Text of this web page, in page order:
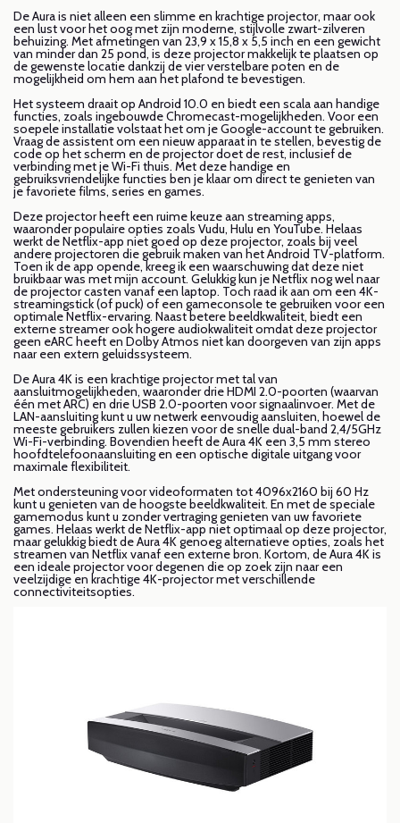
De Aura is niet alleen een slimme en krachtige projector, maar ook
een lust voor het oog met zijn moderne, stijlvolle zwart-zilveren
behuizing. Met afmetingen van 23,9 x 15,8 x 5,5 inch en een gewicht
van minder dan 25 pond, is deze projector makkelijk te plaatsen op
de gewenste locatie dankzij de vier verstelbare poten en de
mogelijkheid om hem aan het plafond te bevestigen.
Het systeem draait op Android 10.0 en biedt een scala aan handige
functies, zoals ingebouwde Chromecast-mogelijkheden. Voor een
soepele installatie volstaat het om je Google-account te gebruiken.
Vraag de assistent om een nieuw apparaat in te stellen, bevestig de
code op het scherm en de projector doet de rest, inclusief de
verbinding met je Wi-Fi thuis. Met deze handige en
gebruiksvriendelijke functies ben je klaar om direct te genieten van
je favoriete films, series en games.
Deze projector heeft een ruime keuze aan streaming apps,
waaronder populaire opties zoals Vudu, Hulu en YouTube. Helaas
werkt de Netflix-app niet goed op deze projector, zoals bij veel
andere projectoren die gebruik maken van het Android TV-platform.
Toen ik de app opende, kreeg ik een waarschuwing dat deze niet
bruikbaar was met mijn account. Gelukkig kun je Netflix nog wel naar
de projector casten vanaf een laptop. Toch raad ik aan om een 4K-
streamingstick (of puck) of een gameconsole te gebruiken voor een
optimale Netflix-ervaring. Naast betere beeldkwaliteit, biedt een
externe streamer ook hogere audiokwaliteit omdat deze projector
geen eARC heeft en Dolby Atmos niet kan doorgeven van zijn apps
naar een extern geluidssysteem.
De Aura 4K is een krachtige projector met tal van
aansluitmogelijkheden, waaronder drie HDMI 2.0-poorten (waarvan
één met ARC) en drie USB 2.0-poorten voor signaalinvoer. Met de
LAN-aansluiting kunt u uw netwerk eenvoudig aansluiten, hoewel de
meeste gebruikers zullen kiezen voor de snelle dual-band 2,4/5GHz
Wi-Fi-verbinding. Bovendien heeft de Aura 4K een 3,5 mm stereo
hoofdtelefoonaansluiting en een optische digitale uitgang voor
maximale flexibiliteit.
Met ondersteuning voor videoformaten tot 4096x2160 bij 60 Hz
kunt u genieten van de hoogste beeldkwaliteit. En met de speciale
gamemodus kunt u zonder vertraging genieten van uw favoriete
games. Helaas werkt de Netflix-app niet optimaal op deze projector,
maar gelukkig biedt de Aura 4K genoeg alternatieve opties, zoals het
streamen van Netflix vanaf een externe bron. Kortom, de Aura 4K is
een ideale projector voor degenen die op zoek zijn naar een
veelzijdige en krachtige 4K-projector met verschillende
connectiviteitsopties.